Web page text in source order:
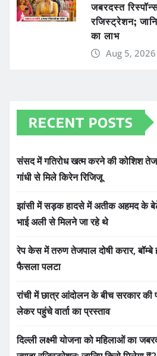
जबरदस्त
रजिस्ट्रेशन;
का लाभ
Aug 5, 2026
RECENT POSTS
संसद में गतिरोध खत्म करने की कोशिश तेज,
गांधी से मिले किरेन रिजिजू
झांसी में सड़क हादसे में अतीक अहमद के
भाई अली से मिलने जा रहे थे
रेप केस में तरुण तेजपाल दोषी करार, बॉम्बे
फैसला पलटा
रांची में छात्र आंदोलन के बीच सरकार
लेकर पहुंचे वार्ता का प्रस्ताव
दिल्ली लक्ष्मी योजना को महिलाओं का